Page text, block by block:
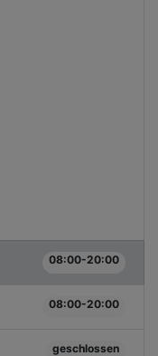
08:00-20:00
08:00-20:00
geschlossen